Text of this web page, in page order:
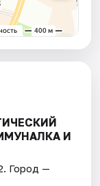
И
. Город —